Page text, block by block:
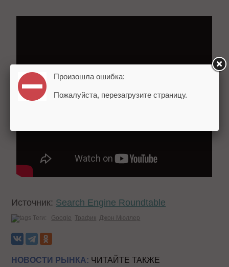
Источник: Search Engine Roundtable
Теги: Google Трафик Джон Мюллер
НОВОСТИ РЫНКА: ЧИТАЙТЕ ТАКЖЕ
Произошла ошибка:
Пожалуйста, перезагрузите страницу.